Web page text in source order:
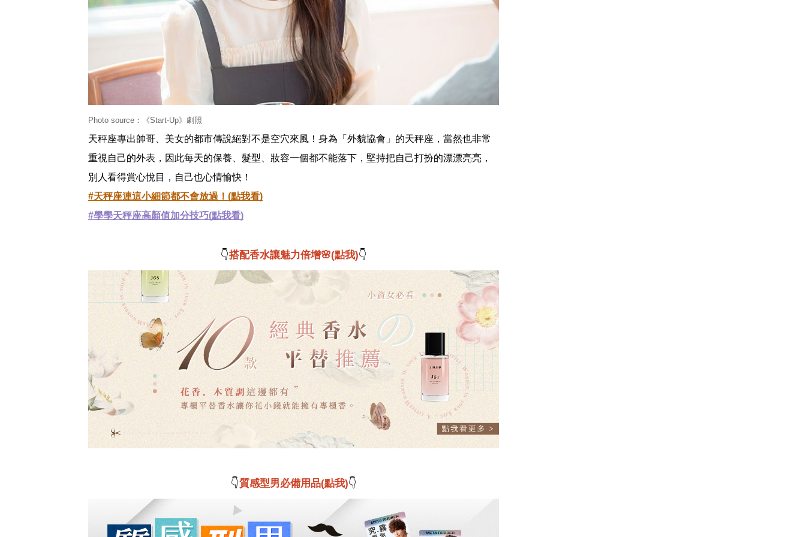
Photo source：《Start-Up》劇照
天秤座專出帥哥、美女的都市傳說絕對不是空穴來風！身為「外貌協會」的天秤座，當然也非常
重視自己的外表，因此每天的保養、髮型、妝容一個都不能落下，堅持把自己打扮的漂漂亮亮，
別人看得賞心悅目，自己也心情愉快！
#天秤座連這小細節都不會放過！(點我看)
#學學天秤座高顏值加分技巧(點我看)
👇搭配香水讓魅力倍增🌸(點我)👇
👇質感型男必備用品(點我)👇